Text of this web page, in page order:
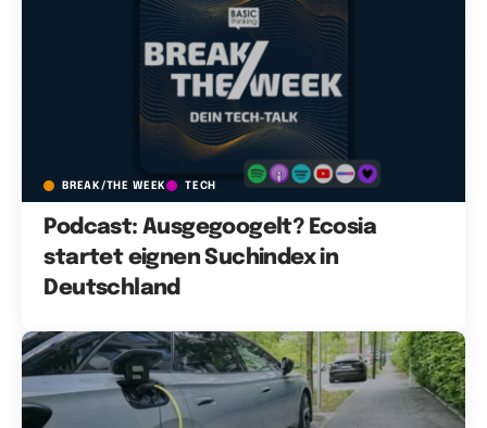
BREAK/THE WEEK TECH
Podcast: Ausgegoogelt? Ecosia
startet eignen Suchindex in
Deutschland